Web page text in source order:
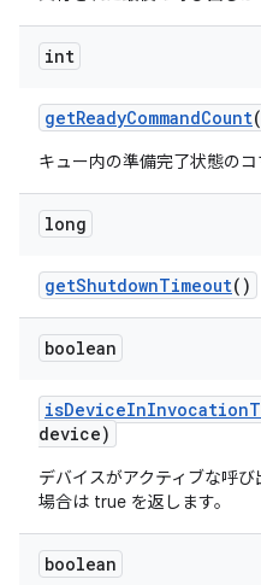
int
getReadyCommandCount
キュー内の準備完了状態のコ
long
getShutdownTimeout()
boolean
isDeviceInInvocation
device)
デバイスがアクティブな呼
場合は true を返します。
boolean